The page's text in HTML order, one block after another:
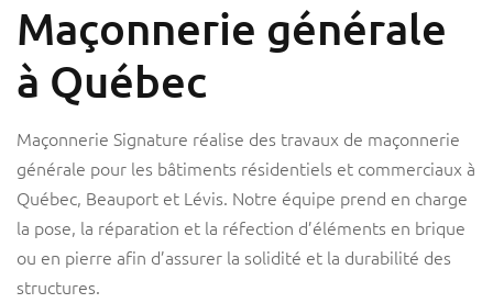
Maçonnerie générale
à Québec
Maçonnerie Signature réalise des travaux de maçonnerie
générale pour les bâtiments résidentiels et commerciaux à
Québec, Beauport et Lévis. Notre équipe prend en charge
la pose, la réparation et la réfection d’éléments en brique
ou en pierre afin d’assurer la solidité et la durabilité des
structures.